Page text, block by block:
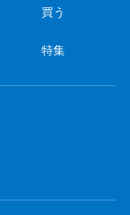
買う
特集